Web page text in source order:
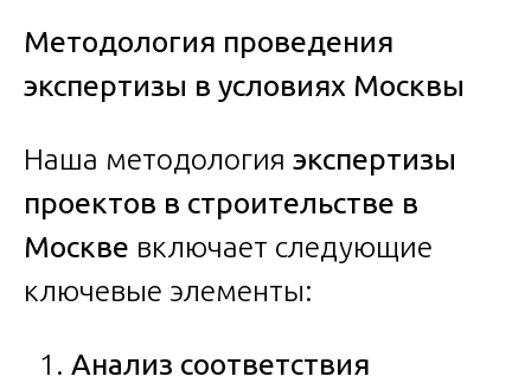
Методология проведения
экспертизы в условиях Москвы
Наша методология экспертизы
проектов в строительстве в
Москве включает следующие
ключевые элементы:
Анализ соответствия